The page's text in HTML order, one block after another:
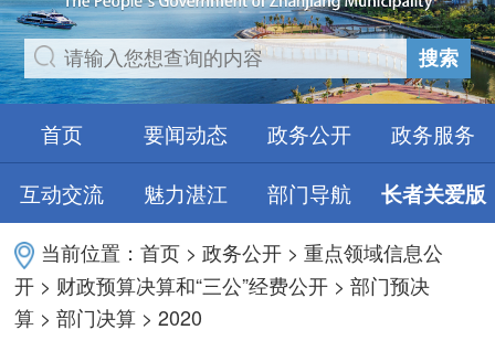
搜索
首页 要闻动态 政务公开
政务服务
互动交流
魅力湛江 部门导航 长者关爱版
当前位置：首页 >政务公开 >重点领域信息公
开 > 财政预算决算和“三公”经费公开 >部门预决
算 >部门决算 >2020